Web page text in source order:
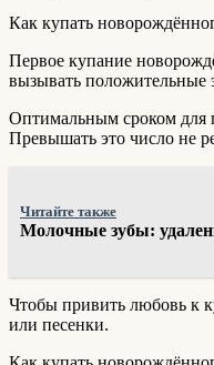
Как купать
Первое купание
вызывать положительные
Оптимальным сроком для
Превышать это число не
Читайте также
Молочные зубы:
Чтобы привить любовь к
или песенки.